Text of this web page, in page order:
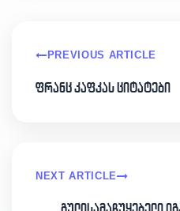
PREVIOUS ARTICLE
ფრანც კაფკას ციტატები
NEXT ARTICLE